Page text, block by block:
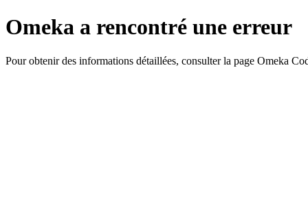
Omeka a rencontré une erreur
Pour obtenir des informations détaillées, consulter la page Omeka